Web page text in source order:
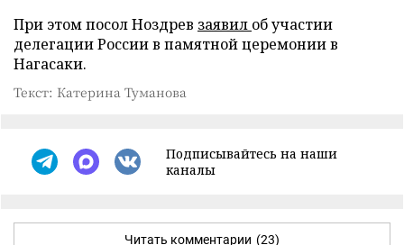
При этом посол Ноздрев заявил об участии
делегации России в памятной церемонии в
Нагасаки.
Текст: Катерина Туманова
Подписывайтесь на наши
каналы
Читать комментарии (23)